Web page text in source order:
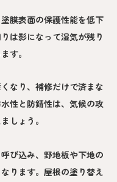
膜表面の保護性能を低下
は影になって湿気が残り
す。
なり、補修だけで済まな
性と防錆性は、気候の攻
しょう。
び込み、野地板や下地の
ります。屋根の塗り替え